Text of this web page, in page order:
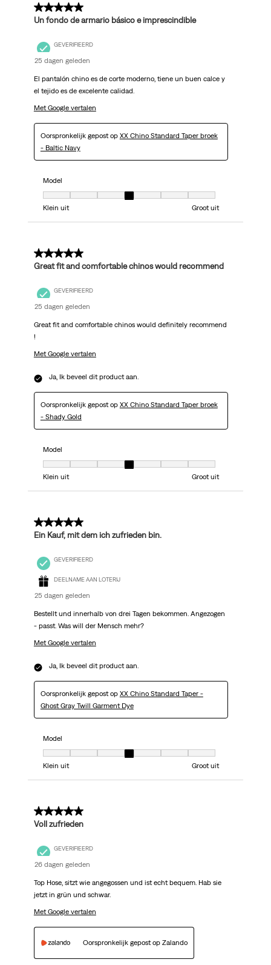
5 van 5 sterren.
Un fondo de armario básico e imprescindible
GEVERIFIEERD
25 dagen geleden
El pantalón chino es de corte moderno, tiene un buen calce y
el tejido es de excelente calidad.
Met Google vertalen
Oorspronkelijk gepost op XX Chino Standard Taper broek
- Baltic Navy
Model
Klein uit
Groot uit
5 van 5 sterren.
Great fit and comfortable chinos would recommend
GEVERIFIEERD
25 dagen geleden
Great fit and comfortable chinos would definitely recommend
!
Met Google vertalen
Ja, Ik beveel dit product aan.
Oorspronkelijk gepost op XX Chino Standard Taper broek
- Shady Gold
Model
Klein uit
Groot uit
5 van 5 sterren.
Ein Kauf, mit dem ich zufrieden bin.
GEVERIFIEERD
DEELNAME AAN LOTERIJ
25 dagen geleden
Bestellt und innerhalb von drei Tagen bekommen. Angezogen
- passt. Was will der Mensch mehr?
Met Google vertalen
Ja, Ik beveel dit product aan.
Oorspronkelijk gepost op XX Chino Standard Taper -
Ghost Gray Twill Garment Dye
Model
Klein uit
Groot uit
5 van 5 sterren.
Voll zufrieden
GEVERIFIEERD
26 dagen geleden
Top Hose, sitzt wie angegossen und ist echt bequem. Hab sie
jetzt in grün und schwar.
Met Google vertalen
Oorspronkelijk gepost op Zalando